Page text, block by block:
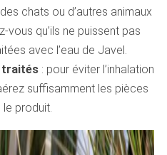
chats ou d’autres animaux
vous qu’ils ne puissent pas
avec l’eau de Javel.
traités: pour éviter l’inhalation
suffisamment les pièces
produit.